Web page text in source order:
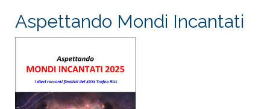
Aspettando Mondi Incantati